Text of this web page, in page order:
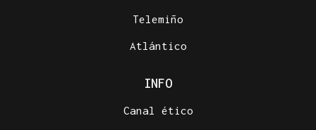
Telemiño
Atlántico
INFO
Canal ético